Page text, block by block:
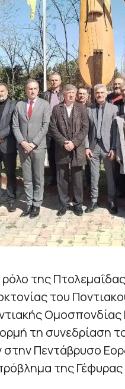
της
του
Ομοσπονδίας
τη συνεδρίαση
Πεντάβρυσο
της